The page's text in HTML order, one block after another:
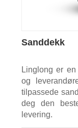
Sanddekk
Linglong er
og
tilpassede
deg den
levering.